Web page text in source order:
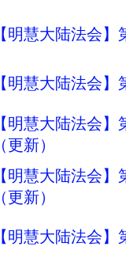
【明慧大陆法会
【明慧大陆法会
【明慧大陆法会
（更新）
【明慧大陆法会
（更新）
【明慧大陆法会